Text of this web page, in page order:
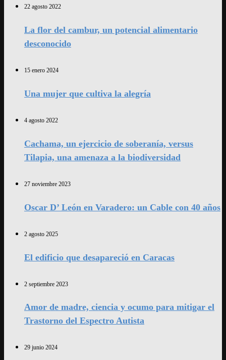
22 agosto 2022
La flor del cambur, un potencial alimentario
desconocido
15 enero 2024
Una mujer que cultiva la alegría
4 agosto 2022
Cachama, un ejercicio de soberanía, versus
Tilapia, una amenaza a la biodiversidad
27 noviembre 2023
Oscar D’ León en Varadero: un Cable con 40 años
2 agosto 2025
El edificio que desapareció en Caracas
2 septiembre 2023
Amor de madre, ciencia y ocumo para mitigar el
Trastorno del Espectro Autista
29 junio 2024